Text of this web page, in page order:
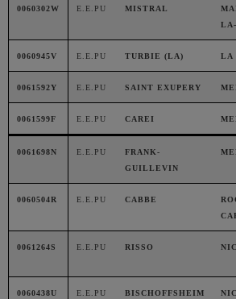
0060302W E.E.PU MISTRAL
0060945V E.E.PU TURBIE (LA) LA
0061592Y E.E.PU SAINT EXUPERY
0061599F E.E.PU CAREI
0061698N E.E.PU
FRANK-
GUILLEVIN
0060504R E.E.PU CABBE
0061264S E.E.PU RISSO
0060438U E.E.PU
BISCHOFFSHEIM